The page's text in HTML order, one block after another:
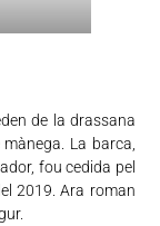
de la drassana
La barca,
fou cedida pel
2019. Ara roman